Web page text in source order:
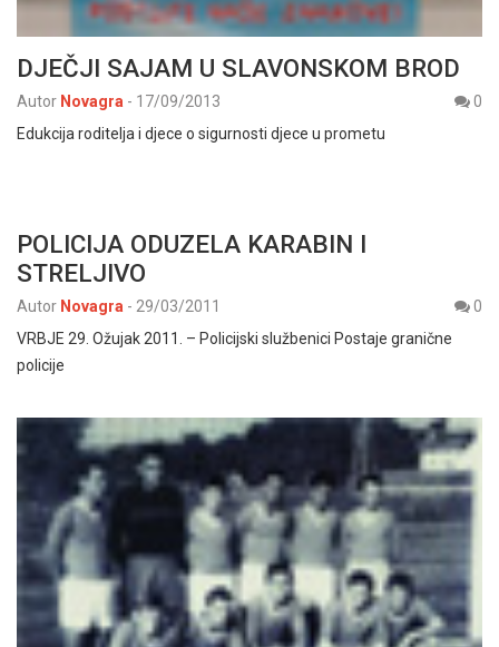
DJEČJI SAJAM U SLAVONSKOM BROD
Autor Novagra - 17/09/2013
0
Edukcija roditelja i djece o sigurnosti djece u prometu
POLICIJA ODUZELA KARABIN I
STRELJIVO
Autor Novagra - 29/03/2011
0
VRBJE 29. Ožujak 2011. – Policijski službenici Postaje granične
policije